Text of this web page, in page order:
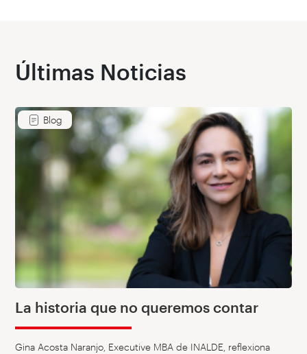
Últimas Noticias
Blog
La historia que no queremos contar
Gina Acosta Naranjo, Executive MBA de INALDE, reflexiona